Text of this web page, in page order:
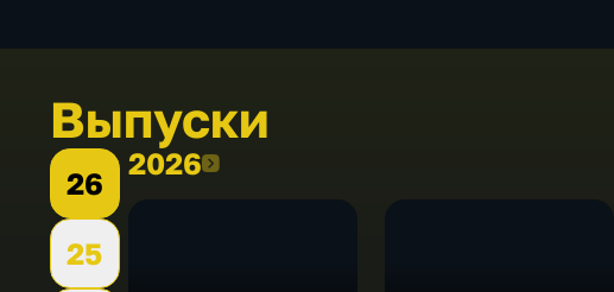
Выпуски
26
25
20262026